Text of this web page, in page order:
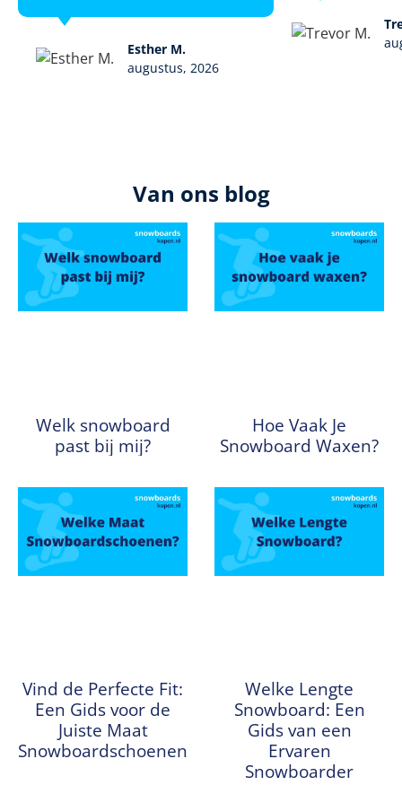
Esther M.
augustus, 2026
Van ons blog
Welk snowboard
past bij mij?
Hoe Vaak Je
Snowboard Waxen?
Vind de Perfecte Fit:
Een Gids voor de
Juiste Maat
Snowboardschoenen
Welke Lengte
Snowboard: Een
Gids van een
Ervaren
Snowboarder